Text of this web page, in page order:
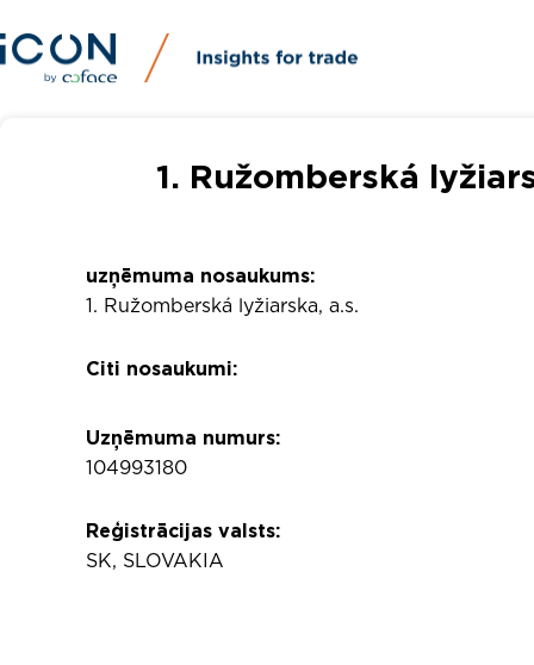
1. Ružomberská
uzņēmuma nosaukums:
1. Ružomberská lyžiarska, a.s.
Citi nosaukumi:
Uzņēmuma numurs:
104993180
Reģistrācijas valsts:
SK, SLOVAKIA